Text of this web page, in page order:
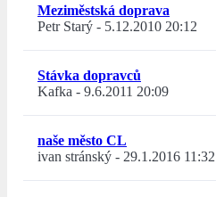
Meziměstská doprava
Petr Starý - 5.12.2010 20:12
Stávka dopravců
Kafka - 9.6.2011 20:09
naše město CL
ivan stránský - 29.1.2016 11:32